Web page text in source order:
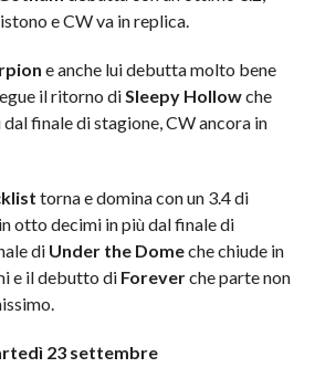
e CW va in replica.
e anche lui debutta molto bene
il ritorno di Sleepy Hollowche
finale di stagione, CW ancora in
torna e domina con un 3.4 di
otto decimi in più dal finale di
di Under the Domeche chiude in
e il debutto di Foreverche parte non
23 settembre